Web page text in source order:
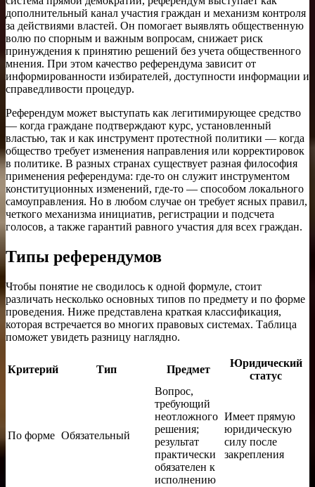
дополнительный канал участия граждан и механизм контроля
за действиями властей. Он помогает выявлять общественную
волю по спорным и важным вопросам, снижает риск
принуждения к принятию решений без учета общественного
мнения. При этом качество референдума зависит от
информированности избирателей, доступности информации и
справедливости процедур.
Референдум может выступать как легитимирующее средство
— когда граждане подтверждают курс, установленный
властью, так и как инструмент протестной политики — когда
общество требует изменения направления или корректировок
в политике. В разных странах существует разная философия
применения референдума: где-то он служит инструментом
конституционных изменений, где-то — способом локального
самоуправления. Но в любом случае он требует ясных правил,
четкого механизма инициатив, регистрации и подсчета
голосов, а также гарантий равного участия для всех граждан.
Типы референдумов
Чтобы понятие не сводилось к одной формуле, стоит
различать несколько основных типов по предмету и по форме
проведения. Ниже представлена краткая классификация,
которая встречается во многих правовых системах. Таблица
поможет увидеть разницу наглядно.
Критерий Тип Предмет
Юридический
статус
По форме Обязательный
Вопрос,
требующий
неотложного
решения;
результат
практически
обязателен к
исполнению
Имеет прямую
юридическую
силу после
закрепления